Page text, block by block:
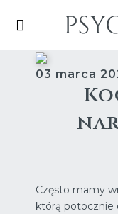
03 marca
Często mamy
którą potocznie